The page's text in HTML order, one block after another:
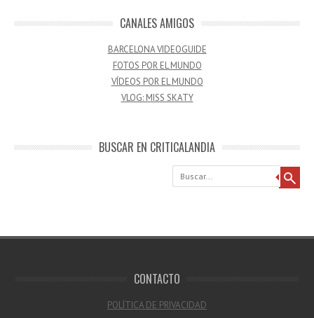
CANALES AMIGOS
BARCELONA VIDEOGUIDE
FOTOS POR EL MUNDO
VÍDEOS POR EL MUNDO
VLOG: MISS SKATY
BUSCAR EN CRITICALANDIA
Buscar
CONTACTO
POLÍTICA DE PRIVACIDAD